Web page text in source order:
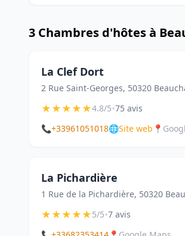
3 Chambres d'hôtes à
La Clef Dort
2 Rue Saint-Georges, 50320
★★★★★4.8/5•75 avis
📞+33961051018🌐Site web 📍
La Pichardière
1 Rue de la Pichardière, 50320
★★★★★5/5•7 avis